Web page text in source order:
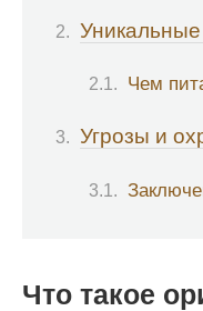
Чем
Угрозы и
Что такое